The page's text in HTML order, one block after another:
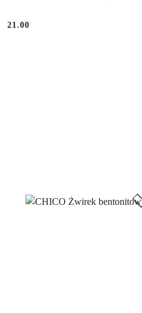
Cena:
21.00